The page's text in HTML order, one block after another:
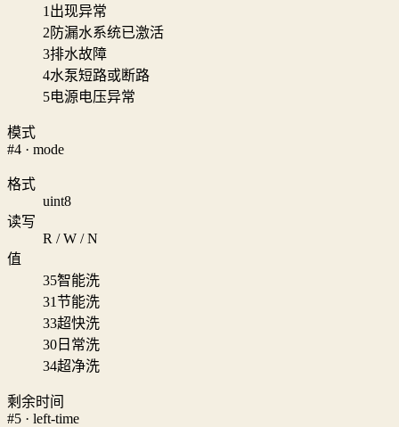
1 出现异常
2 防漏水系统已激活
3排水故障
4水泵短路或断路
5电源电压异常
模式
#4 · mode
格式
uint8
读写
R / W / N
值
35智能洗
31节能洗
33超快洗
30 日常洗
34超净洗
剩余时间
#5 · left-time